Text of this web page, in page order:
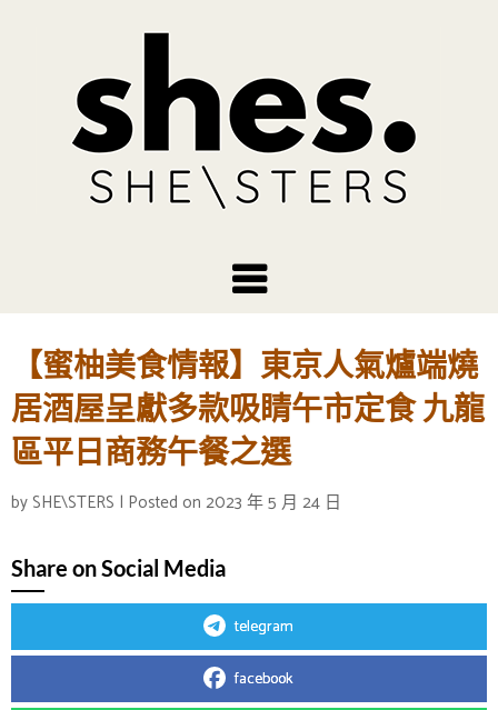
【蜜柚美食情報】東京人氣爐端燒
居酒屋呈獻多款吸睛午市定食 九龍
區平日商務午餐之選
by SHE\STERS | Posted on 2023 年 5 月 24 日
Share on Social Media
telegram
facebook